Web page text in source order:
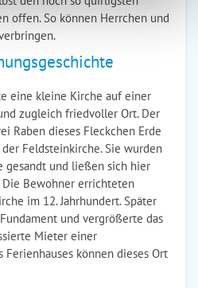
offen. So können Herrchen und
eine kleine Kirche auf einer
zugleich friedvoller Ort. Der
Raben dieses Fleckchen Erde
Feldsteinkirche. Sie wurden
gesandt und ließen sich hier
Die Bewohner errichteten
im 12. Jahrhundert. Später
und vergrößerte das
Mieter einer
können dieses Ort